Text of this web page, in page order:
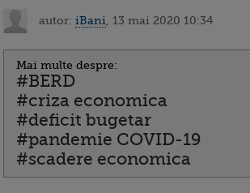
autor: iBani , 13 mai 2020 10:34
Mai multe despre:
#BERD
#criza economica
#deficit bugetar
#pandemie COVID-19
#scadere economica